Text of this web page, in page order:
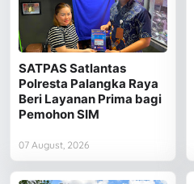
SATPAS Satlantas
Polresta Palangka Raya
Beri Layanan Prima bagi
Pemohon SIM
07 August, 2026